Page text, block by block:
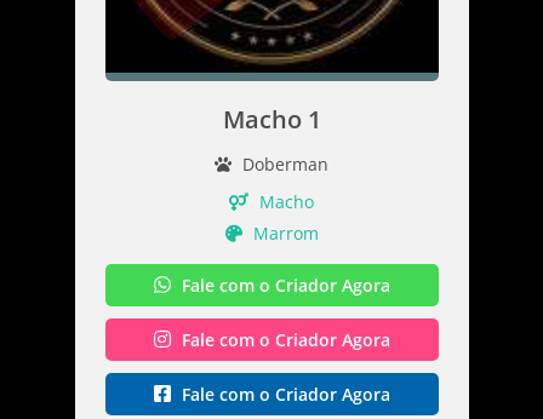
Macho 1
Doberman
Macho
Marrom
Fale com o Criador Agora
Fale com o Criador Agora
Fale com o Criador Agora